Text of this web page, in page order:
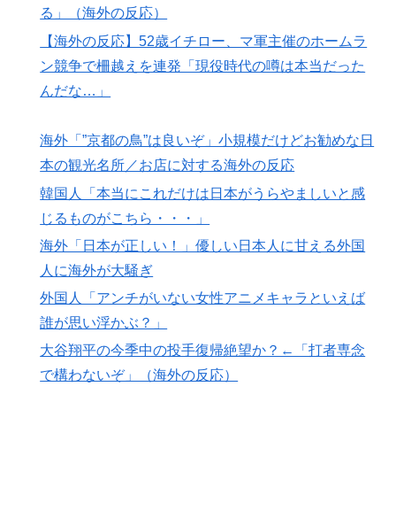
動したはずだ」【熊本地震】
▶ ヒロアカの葉隠ちゃんって透明なうんこするの？
12年の国際試合における外国審判への接待疑惑が海外で
てるらしい！ｗ」外国人が驚いた日本の商品と
は・・・？【海外の反応】
▶ 【韓国サッカー】性接待で審判買収！W杯予選7戦無敗
の裏側
る」（海外の反応）
【海外の反応】52歳イチロー、マ軍主催のホームラ
ン競争で柵越えを連発「現役時代の噂は本当だった
んだな…」
海外「”京都の鳥”は良いぞ」小規模だけどお勧めな日
本の観光名所／お店に対する海外の反応
韓国人「本当にこれだけは日本がうらやましいと感
じるものがこちら・・・」
海外「日本が正しい！」優しい日本人に甘える外国
人に海外が大騒ぎ
外国人「アンチがいない女性アニメキャラといえば
誰が思い浮かぶ？」
大谷翔平の今季中の投手復帰絶望か？←「打者専念
で構わないぞ」（海外の反応）